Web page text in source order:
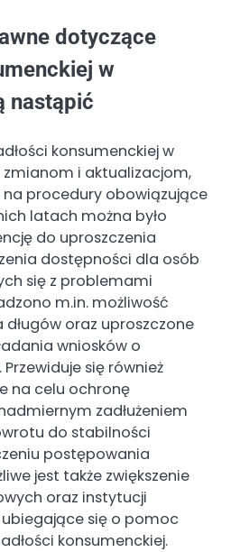
dotyczące
w
nastąpić
konsumenckiej w
zmianom i aktualizacjom,
na procedury obowiązujące
latach można było
do uproszczenia
dostępności dla osób
się z problemami
m.in. możliwość
oraz uproszczone
wniosków o
się również
na celu ochronę
zadłużeniem
do stabilności
postępowania
jest także zwiększenie
oraz instytucji
się o pomoc
konsumenckiej.